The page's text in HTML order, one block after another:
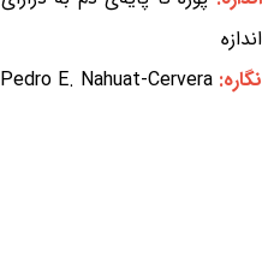
اندازه
نگاره: Pedro E. Nahuat-Cervera